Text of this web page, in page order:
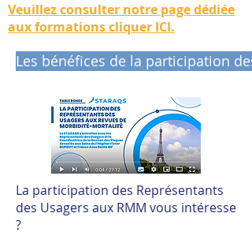
Veuillez consulter notre page dédiée
aux formations cliquer ICI.
Les bénéfices de la participation
La participation des Représentants
des Usagers aux RMM vous intéresse
?